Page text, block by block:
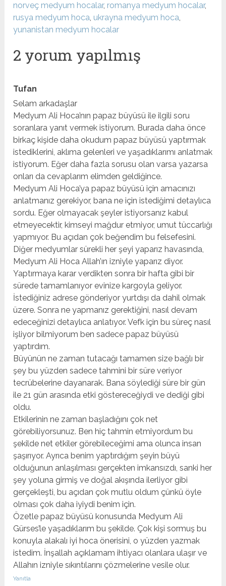
norveç medyum hocalar, romanya medyum hocalar,
rusya medyum hoca, ukrayna medyum hoca,
yunanistan medyum hocalar
2 yorum yapılmış
Tufan
Selam arkadaşlar
Medyum Ali Hoca’nın papaz büyüsü ile ilgili soru
soranlara yanıt vermek istiyorum. Burada daha önce
birkaç kişide daha okudum papaz büyüsü yaptırmak
istediklerini, aklıma gelenleri ve yaşadıklarımı anlatmak
istiyorum. Eğer daha fazla sorusu olan varsa yazarsa
onları da cevaplarım elimden geldiğince.
Medyum Ali Hoca’ya papaz büyüsü için amacınızı
anlatmanız gerekiyor, bana ne için istediğimi detaylıca
sordu. Eğer olmayacak şeyler istiyorsanız kabul
etmeyecektir, kimseyi mağdur etmiyor, umut tüccarlığı
yapmıyor. Bu açıdan çok beğendim bu felsefesini.
Diğer medyumlar sürekli her şeyi yaparız havasında,
Medyum Ali Hoca Allah’ın izniyle yaparız diyor.
Yaptırmaya karar verdikten sonra bir hafta gibi bir
sürede tamamlanıyor evinize kargoyla geliyor.
İstediğiniz adrese gönderiyor yurtdışı da dahil olmak
üzere. Sonra ne yapmanız gerektiğini, nasıl devam
edeceğinizi detaylıca anlatıyor. Vefk için bu süreç nasıl
işliyor bilmiyorum ben sadece papaz büyüsü
yaptırdım.
Büyünün ne zaman tutacağı tamamen size bağlı bir
şey bu yüzden sadece tahmini bir süre veriyor
tecrübelerine dayanarak. Bana söylediği süre bir gün
ile 21 gün arasında etki göstereceğiydi ve dediği gibi
oldu.
Etkilerinin ne zaman başladığını çok net
görebiliyorsunuz. Ben hiç tahmin etmiyordum bu
şekilde net etkiler görebileceğimi ama olunca insan
şaşırıyor. Ayrıca benim yaptırdığım şeyin büyü
olduğunun anlaşılması gerçekten imkansızdı, sanki her
şey yoluna girmiş ve doğal akışında ilerliyor gibi
gerçekleşti, bu açıdan çok mutlu oldum çünkü öyle
olması çok daha iyiydi benim için.
Özetle papaz büyüsü konusunda Medyum Ali
Gürses’le yaşadıklarım bu şekilde. Çok kişi sormuş bu
konuyla alakalı iyi hoca önerisini, o yüzden yazmak
istedim. İnşallah açıklamam ihtiyacı olanlara ulaşır ve
Allahın izniyle sıkıntılarını çözmelerine vesile olur.
Yanıtla